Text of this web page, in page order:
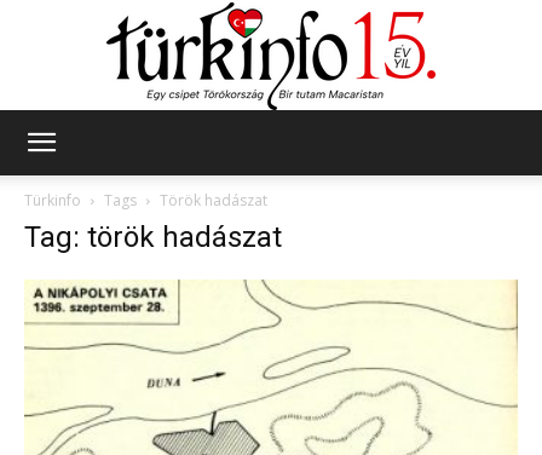
Türkinfo
Tags Török hadászat
Tag: török hadászat